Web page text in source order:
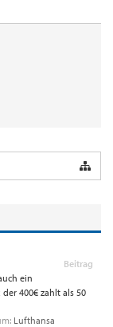
Beitrag
ein
400€ zahlt als 50
Lufthansa